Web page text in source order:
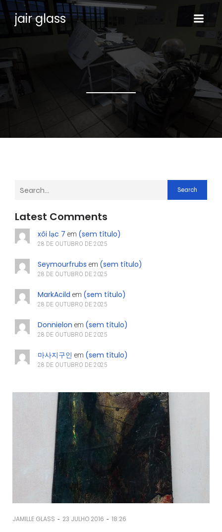
jair glass
Search
Latest Comments
xôi lạc 7 em (sem título)
28 DE OUTUBRO DE 2025
Seymourfrubs em (sem título)
28 DE OUTUBRO DE 2025
MarkAcild em (sem título)
28 DE OUTUBRO DE 2025
Donnielon em (sem título)
28 DE OUTUBRO DE 2025
마사지구인 em (sem título)
28 DE OUTUBRO DE 2025
JAMILLE GLASS - 23 JULHO 2016 - 18:26